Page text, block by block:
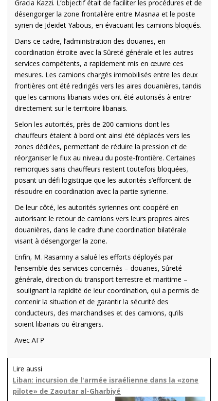
Gracia Kazzi. L’objectif était de faciliter les procédures et de
désengorger la zone frontalière entre Masnaa et le poste
syrien de Jdeidet Yabous, en évacuant les camions bloqués.
Dans ce cadre, l’administration des douanes, en
coordination étroite avec la Sûreté générale et les autres
services compétents, a rapidement mis en œuvre ces
mesures. Les camions chargés immobilisés entre les deux
frontières ont été redirigés vers les aires douanières, tandis
que les camions libanais vides ont été autorisés à entrer
directement sur le territoire libanais.
Selon les autorités, près de 200 camions dont les
chauffeurs étaient à bord ont ainsi été déplacés vers les
zones dédiées, permettant de réduire la pression et de
réorganiser le flux au niveau du poste-frontière. Certaines
remorques sans chauffeurs restent toutefois bloquées,
posant un défi logistique que les autorités s’efforcent de
résoudre en coordination avec la partie syrienne.
De leur côté, les autorités syriennes ont coopéré en
autorisant le retour de camions vers leurs propres aires
douanières, dans le cadre d’une coordination bilatérale
visant à désengorger la zone.
Enfin, M. Rasamny a salué les efforts déployés par
l’ensemble des services concernés – douanes, Sûreté
générale, direction du transport terrestre et maritime –
soulignant la rapidité de leur coordination, qui a permis de
contenir la situation et de garantir la sécurité des
conducteurs, des marchandises et des camions, qu’ils
soient libanais ou étrangers.
Avec AFP
Lire aussi
Liban: incursion de l'armée israélienne dans la «zone
pilote» de Zaoutar al-Gharbiyé